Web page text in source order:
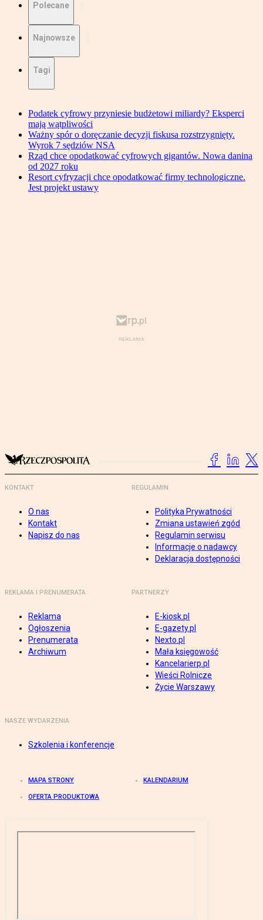
Polecane
Najnowsze
Tagi
Podatek cyfrowy przyniesie budżetowi miliardy? Eksperci
mają wątpliwości
Ważny spór o doręczanie decyzji fiskusa rozstrzygnięty.
Wyrok 7 sędziów NSA
Rząd chce opodatkować cyfrowych gigantów. Nowa danina
od 2027 roku
Resort cyfryzacji chce opodatkować firmy technologiczne.
Jest projekt ustawy
KONTAKT
O nas
Kontakt
Napisz do nas
REGULAMIN
Polityka Prywatności
Zmiana ustawień zgód
Regulamin serwisu
Informacje o nadawcy
Deklaracja dostępności
REKLAMA I PRENUMERATA
Reklama
Ogłoszenia
Prenumerata
Archiwum
PARTNERZY
E-kiosk.pl
E-gazety.pl
Nexto.pl
Mała księgowość
Kancelarierp.pl
Wieści Rolnicze
Życie Warszawy
NASZE WYDARZENIA
Szkolenia i konferencje
MAPA STRONY KALENDARIUM
OFERTA PRODUKTOWA